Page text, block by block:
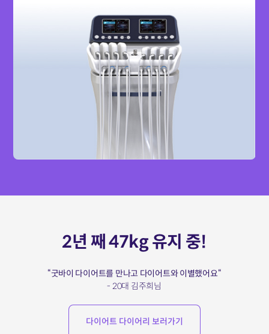
2년 째 47kg 유지 중!
“굿바이 다이어트를 만나고 다이어트와 이별했어요“
- 20대 김주희님
다이어트 다이어리 보러가기